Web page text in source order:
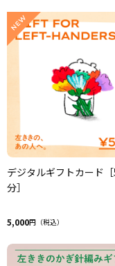
デジタルギフトカード
分］
5,000円（税込）